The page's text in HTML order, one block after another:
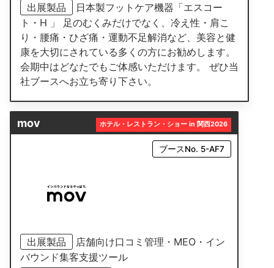
出展製品
日本製フットケア機器「エスコー
ト・H 」 足のむくみだけでなく、冷え性・肩こ
り・腰痛・ひざ痛・運動不足解消など、美容と健
康を大切にされている多くの方にお勧めします。
会期中はどなたでもご体感いただけます。 ぜひ当
社ブースへお立ち寄り下さい。
mov ホテル・レストラン・ショー in 関西2026
ブースNo. 5-AF7
出展製品
店舗向け口コミ管理・MEO・イン
バウンド集客支援ツール